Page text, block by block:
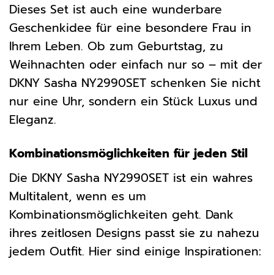
Dieses Set ist auch eine wunderbare
Geschenkidee für eine besondere Frau in
Ihrem Leben. Ob zum Geburtstag, zu
Weihnachten oder einfach nur so – mit der
DKNY Sasha NY2990SET schenken Sie nicht
nur eine Uhr, sondern ein Stück Luxus und
Eleganz.
Kombinationsmöglichkeiten für jeden Stil
Die DKNY Sasha NY2990SET ist ein wahres
Multitalent, wenn es um
Kombinationsmöglichkeiten geht. Dank
ihres zeitlosen Designs passt sie zu nahezu
jedem Outfit. Hier sind einige Inspirationen: